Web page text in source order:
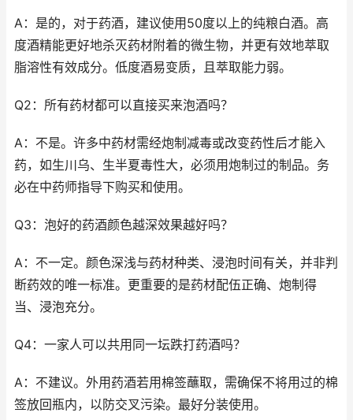
A：是的，对于药酒，建议使用50度以上的纯粮白酒。高
度酒精能更好地杀灭药材附着的微生物，并更有效地萃取
脂溶性有效成分。低度酒易变质，且萃取能力弱。
Q2：所有药材都可以直接买来泡酒吗？
A：不是。许多中药材需经炮制减毒或改变药性后才能入
药，如生川乌、生半夏毒性大，必须用炮制过的制品。务
必在中药师指导下购买和使用。
Q3：泡好的药酒颜色越深效果越好吗？
A：不一定。颜色深浅与药材种类、浸泡时间有关，并非判
断药效的唯一标准。更重要的是药材配伍正确、炮制得
当、浸泡充分。
Q4：一家人可以共用同一坛跌打药酒吗？
A：不建议。外用药酒若用棉签蘸取，需确保不将用过的棉
签放回瓶内，以防交叉污染。最好分装使用。